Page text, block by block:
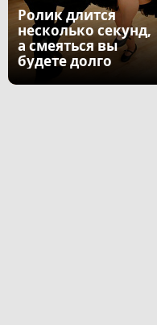
Ролик длится
несколько секунд,
а смеяться вы
будете долго